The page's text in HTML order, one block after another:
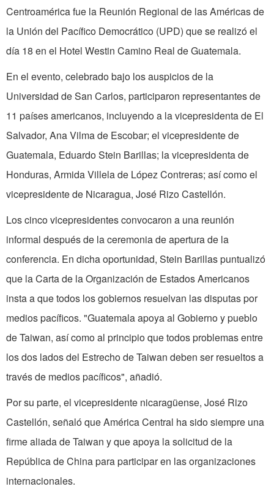
Centroamérica fue la Reunión Regional de las Américas de
la Unión del Pacífico Democrático (UPD) que se realizó el
día 18 en el Hotel Westin Camino Real de Guatemala.
En el evento, celebrado bajo los auspicios de la
Universidad de San Carlos, participaron representantes de
11 países americanos, incluyendo a la vicepresidenta de El
Salvador, Ana Vilma de Escobar; el vicepresidente de
Guatemala, Eduardo Stein Barillas; la vicepresidenta de
Honduras, Armida Villela de López Contreras; así como el
vicepresidente de Nicaragua, José Rizo Castellón.
Los cinco vicepresidentes convocaron a una reunión
informal después de la ceremonia de apertura de la
conferencia. En dicha oportunidad, Stein Barillas puntualizó
que la Carta de la Organización de Estados Americanos
insta a que todos los gobiernos resuelvan las disputas por
medios pacíficos. "Guatemala apoya al Gobierno y pueblo
de Taiwan, así como al principio que todos problemas entre
los dos lados del Estrecho de Taiwan deben ser resueltos a
través de medios pacíficos", añadió.
Por su parte, el vicepresidente nicaragüense, José Rizo
Castellón, señaló que América Central ha sido siempre una
firme aliada de Taiwan y que apoya la solicitud de la
República de China para participar en las organizaciones
internacionales.